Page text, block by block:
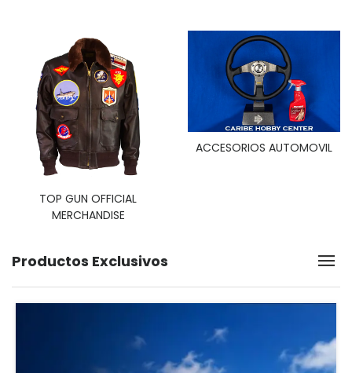
TOP GUN OFFICIAL
MERCHANDISE
ACCESORIOS AUTOMOVIL
Productos Exclusivos